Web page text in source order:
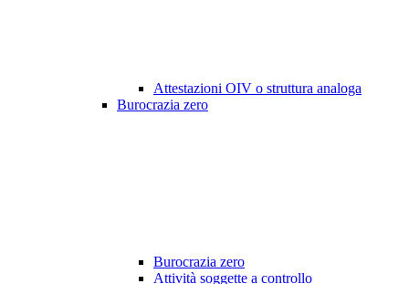
Attestazioni OIV o struttura analoga
Burocrazia zero
Burocrazia zero
Attività soggette a controllo